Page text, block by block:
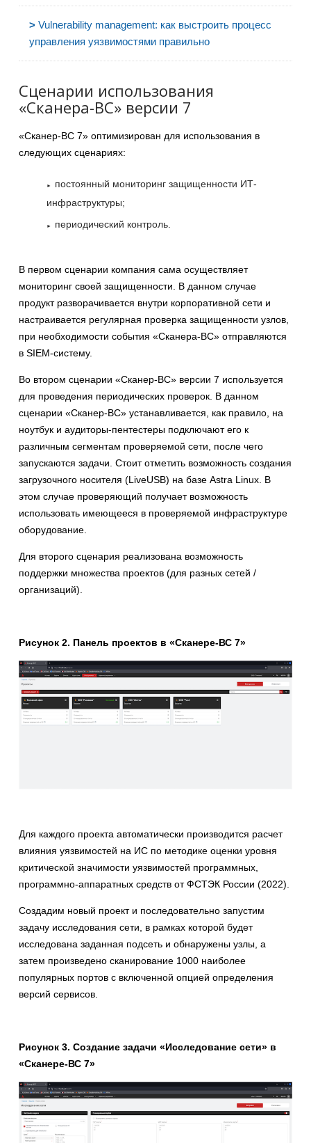
> Vulnerability management: как выстроить процесс
управления уязвимостями правильно
Сценарии использования
«Сканера-ВС» версии 7
«Сканер-ВС 7» оптимизирован для использования в
следующих сценариях:
постоянный мониторинг защищенности ИТ-
инфраструктуры;
периодический контроль.
В первом сценарии компания сама осуществляет
мониторинг своей защищенности. В данном случае
продукт разворачивается внутри корпоративной сети и
настраивается регулярная проверка защищенности узлов,
при необходимости события «Сканера-ВС» отправляются
в SIEM-систему.
Во втором сценарии «Сканер-ВС» версии 7 используется
для проведения периодических проверок. В данном
сценарии «Сканер-ВС» устанавливается, как правило, на
ноутбук и аудиторы-пентестеры подключают его к
различным сегментам проверяемой сети, после чего
запускаются задачи. Стоит отметить возможность создания
загрузочного носителя (LiveUSB) на базе Astra Linux. В
этом случае проверяющий получает возможность
использовать имеющееся в проверяемой инфраструктуре
оборудование.
Для второго сценария реализована возможность
поддержки множества проектов (для разных сетей /
организаций).
Рисунок 2. Панель проектов в «Сканере-ВС 7»
Для каждого проекта автоматически производится расчет
влияния уязвимостей на ИС по методике оценки уровня
критической значимости уязвимостей программных,
программно-аппаратных средств от ФСТЭК России (2022).
Создадим новый проект и последовательно запустим
задачу исследования сети, в рамках которой будет
исследована заданная подсеть и обнаружены узлы, а
затем произведено сканирование 1000 наиболее
популярных портов с включенной опцией определения
версий сервисов.
Рисунок 3. Создание задачи «Исследование сети» в
«Сканере-ВС 7»